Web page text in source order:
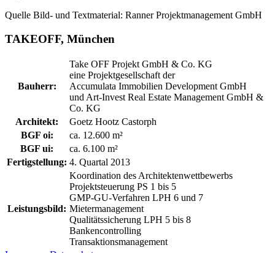
Quelle Bild- und Textmaterial: Ranner Projektmanagement GmbH
TAKEOFF, München
Bauherr:
Take OFF Projekt GmbH & Co. KG
eine Projektgesellschaft der
Accumulata Immobilien Development GmbH
und Art-Invest Real Estate Management GmbH &
Co. KG
Architekt:
Goetz Hootz Castorph
BGF oi:
ca. 12.600 m²
BGF ui:
ca. 6.100 m²
Fertigstellung: 4. Quartal 2013
Leistungsbild:
Koordination des Architektenwettbewerbs
Projektsteuerung PS 1 bis 5
GMP-GU-Verfahren LPH 6 und 7
Mietermanagement
Qualitätssicherung LPH 5 bis 8
Bankencontrolling
Transaktionsmanagement